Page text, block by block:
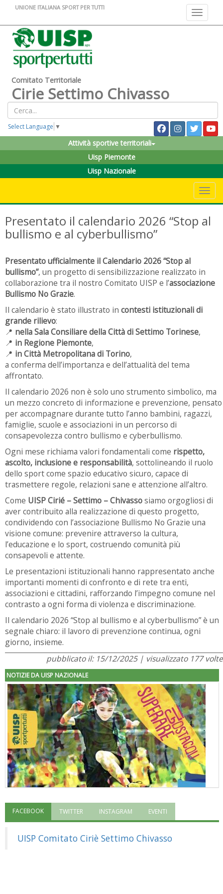
Toggle
UNIONE ITALIANA SPORT PER TUTTI
Comitato Territoriale
Cirie Settimo Chivasso
Select Language ▼
Attività sportive territoriali
Uisp Piemonte
Uisp Nazionale
Presentato il calendario 2026 “Stop al
bullismo e al cyberbullismo”
Presentato ufficialmente il Calendario 2026 “Stop al
bullismo”, un progetto di sensibilizzazione realizzato in
collaborazione tra il nostro Comitato UISP e l’associazione
Bullismo No Grazie.
Il calendario è stato illustrato in contesti istituzionali di
grande rilievo:
📍 nella Sala Consiliare della Città di Settimo Torinese,
📍 in Regione Piemonte,
📍 in Città Metropolitana di Torino,
a conferma dell’importanza e dell’attualità del tema
affrontato.
Il calendario 2026 non è solo uno strumento simbolico, ma
un mezzo concreto di informazione e prevenzione, pensato
per accompagnare durante tutto l’anno bambini, ragazzi,
famiglie, scuole e associazioni in un percorso di
consapevolezza contro bullismo e cyberbullismo.
Ogni mese richiama valori fondamentali come rispetto,
ascolto, inclusione e responsabilità, sottolineando il ruolo
dello sport come spazio educativo sicuro, capace di
trasmettere regole, relazioni sane e attenzione all’altro.
Come UISP Cirié – Settimo – Chivassosiamo orgogliosi di
aver contribuito alla realizzazione di questo progetto,
condividendo con l’associazione Bullismo No Grazie una
visione comune: prevenire attraverso la cultura,
l’educazione e lo sport, costruendo comunità più
consapevoli e attente.
Le presentazioni istituzionali hanno rappresentato anche
importanti momenti di confronto e di rete tra enti,
associazioni e cittadini, rafforzando l’impegno comune nel
contrasto a ogni forma di violenza e discriminazione.
Il calendario 2026 “Stop al bullismo e al cyberbullismo” è un
segnale chiaro: il lavoro di prevenzione continua, ogni
giorno, insieme.
pubblicato il: 15/12/2025 | visualizzato 177 volte
NOTIZIE DA UISP NAZIONALE
"Superare gli ostacoli": la relazione di Tiziano Pesce al CN Uisp
FACEBOOK TWITTER INSTAGRAM EVENTI
UISP Comitato Ciriè Settimo Chivasso